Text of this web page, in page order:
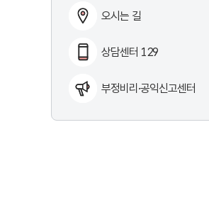
오시는 길
상담센터 129
부정비리·공익신고센터